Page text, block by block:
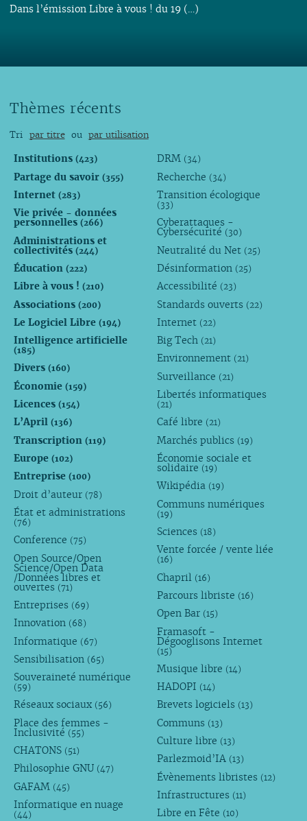
Dans l’émission Libre à vous ! du 19 (…)
Thèmes récents
Tri par titre ou par utilisation
Institutions (423)
Partage du savoir (355)
Internet (283)
Vie privée - données
personnelles (266)
Administrations et
collectivités (244)
Éducation (222)
Libre à vous ! (210)
Associations (200)
Le Logiciel Libre (194)
Intelligence artificielle
(185)
Divers (160)
Économie (159)
Licences (154)
L’April (136)
Transcription (119)
Europe (102)
Entreprise (100)
Droit d’auteur (78)
État et administrations
(76)
Conference (75)
Open Source/Open
Science/Open Data
/Données libres et
ouvertes (71)
Entreprises (69)
Innovation (68)
Informatique (67)
Sensibilisation (65)
Souveraineté numérique
(59)
Réseaux sociaux (56)
Place des femmes -
Inclusivité (55)
CHATONS (51)
Philosophie GNU (47)
GAFAM (45)
Informatique en nuage
(44)
DRM (34)
Recherche (34)
Transition écologique
(33)
Cyberattaques -
Cybersécurité (30)
Neutralité du Net (25)
Désinformation (25)
Accessibilité (23)
Standards ouverts (22)
Internet (22)
Big Tech (21)
Environnement (21)
Surveillance (21)
Libertés informatiques
(21)
Café libre (21)
Marchés publics (19)
Économie sociale et
solidaire (19)
Wikipédia (19)
Communs numériques
(19)
Sciences (18)
Vente forcée / vente liée
(16)
Chapril (16)
Parcours libriste (16)
Open Bar (15)
Framasoft -
Dégooglisons Internet
(15)
Musique libre (14)
HADOPI (14)
Brevets logiciels (13)
Communs (13)
Culture libre (13)
Parlezmoid’IA (13)
Évènements libristes (12)
Infrastructures (11)
Libre en Fête (10)